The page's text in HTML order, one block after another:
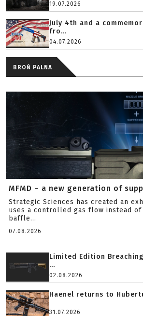
19.07.2026
July 4th and a
fro...
04.07.2026
BROŃ PALNA
MFMD – a new generation of
Strategic Sciences has created an
uses a controlled gas flow instead
baffle...
07.08.2026
Limited Edition
...
02.08.2026
Haenel returns to
31.07.2026